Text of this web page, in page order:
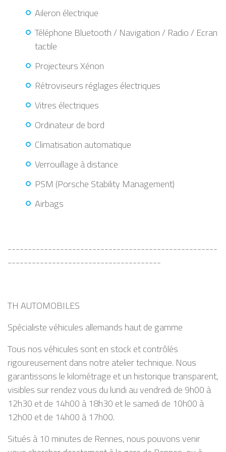
Aileron électrique
Téléphone Bluetooth / Navigation / Radio / Ecran
tactile
Projecteurs Xénon
Rétroviseurs réglages électriques
Vitres électriques
Ordinateur de bord
Climatisation automatique
Verrouillage à distance
PSM (Porsche Stability Management)
Airbags
----------------------------------------------------
--------------------------------------
TH AUTOMOBILES
Spécialiste véhicules allemands haut de gamme
Tous nos véhicules sont en stock et contrôlés
rigoureusement dans notre atelier technique. Nous
garantissons le kilométrage et un historique transparent,
visibles sur rendez vous du lundi au vendredi de 9h00 à
12h30 et de 14h00 à 18h30 et le samedi de 10h00 à
12h00 et de 14h00 à 17h00.
Situés à 10 minutes de Rennes, nous pouvons venir